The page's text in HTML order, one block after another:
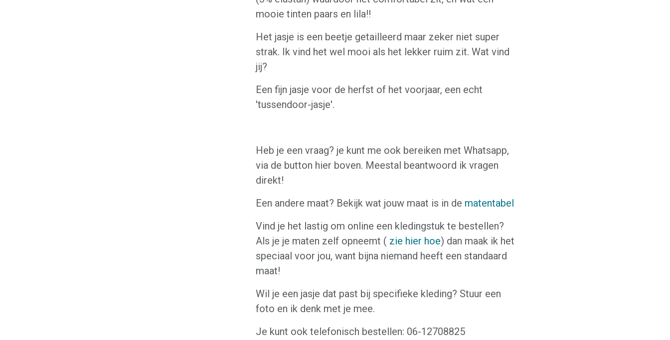
mooie tinten paars en lila!!
Het jasje is een beetje getailleerd maar zeker niet super
strak. Ik vind het wel mooi als het lekker ruim zit. Wat vind
jij?
Een fijn jasje voor de herfst of het voorjaar, een echt
'tussendoor-jasje'.
Heb je een vraag? je kunt me ook bereiken met Whatsapp,
via de button hier boven. Meestal beantwoord ik vragen
direkt!
Een andere maat? Bekijk wat jouw maat is in de matentabel
Vind je het lastig om online een kledingstuk te bestellen?
Als je je maten zelf opneemt ( zie hier hoe) dan maak ik het
speciaal voor jou, want bijna niemand heeft een standaard
maat!
Wil je een jasje dat past bij specifieke kleding? Stuur een
foto en ik denk met je mee.
Je kunt ook telefonisch bestellen: 06-12708825